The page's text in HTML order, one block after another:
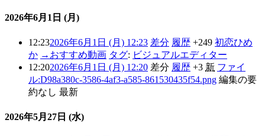
2026年6月1日 (月)
12:232026年6月1日 (月) 12:23 差分 履歴 +249 初恋ひめ
か → おすすめ動画 タグ: ビジュアルエディター
12:202026年6月1日 (月) 12:20 差分 履歴 +3 新 ファイ
ル:D98a380c-3586-4af3-a585-861530435f54.png 編集の要
約なし 最新
2026年5月27日 (水)